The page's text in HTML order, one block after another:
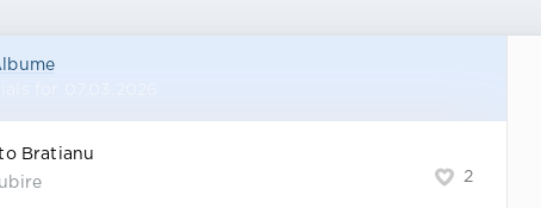
2
Bratianu